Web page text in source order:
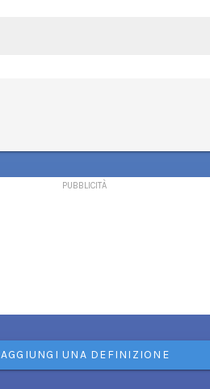
AGGIUNGI UNA DEFINIZIONE